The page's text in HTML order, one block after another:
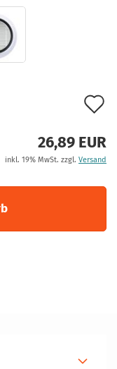
26,89 EUR
inkl. 19% MwSt. zzgl. Versand